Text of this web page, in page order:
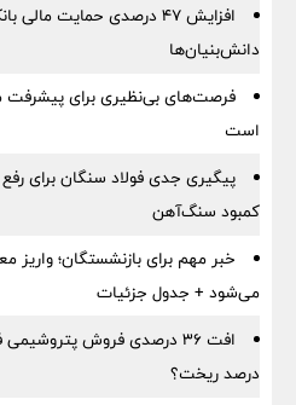
افزایش ۴۷ درصدی حمایت
دانش‌بنیان‌ها
فرصت‌های بی‌نظیری برای پیشرفت
است
پیگیری جدی فولاد سنگان برای
کمبود سنگ‌آهن
می‌شود + جدول جزئیات
درصد ریخت؟